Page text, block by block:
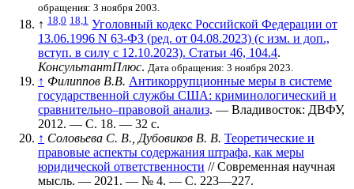
обращения: 3 ноября 2003.
↑ 18,0 18,1 Уголовный кодекс Российской Федерации от
13.06.1996 N 63-ФЗ (ред. от 04.08.2023) (с изм. и доп.,
вступ. в силу с 12.10.2023). Статьи 46, 104.4.
КонсультантПлюс. Дата обращения: 3 ноября 2023.
↑ Филиппов В.В. Антикоррупционные меры в системе
государственной службы США: криминологический и
сравнительно–правовой анализ. — Владивосток: ДВФУ,
2012. — С. 18. — 32 с.
↑ Соловьева С. В., Дубовиков В. В. Теоретические и
правовые аспекты содержания штрафа, как меры
юридической ответственности // Современная научная
мысль. — 2021. — № 4. — С. 223—227.